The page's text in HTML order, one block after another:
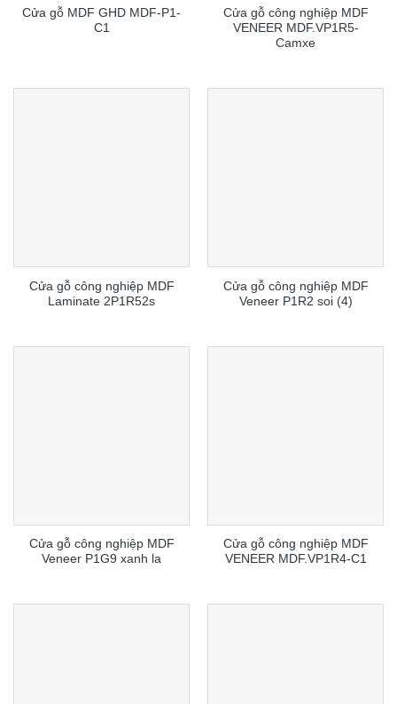
Cửa gỗ MDF GHD MDF-P1-
C1
Cửa gỗ công nghiệp MDF
VENEER MDF.VP1R5-
Camxe
Cửa gỗ công nghiệp MDF
Laminate 2P1R52s
Cửa gỗ công nghiệp MDF
Veneer P1R2 soi (4)
Cửa gỗ công nghiệp MDF
Veneer P1G9 xanh la
Cửa gỗ công nghiệp MDF
VENEER MDF.VP1R4-C1